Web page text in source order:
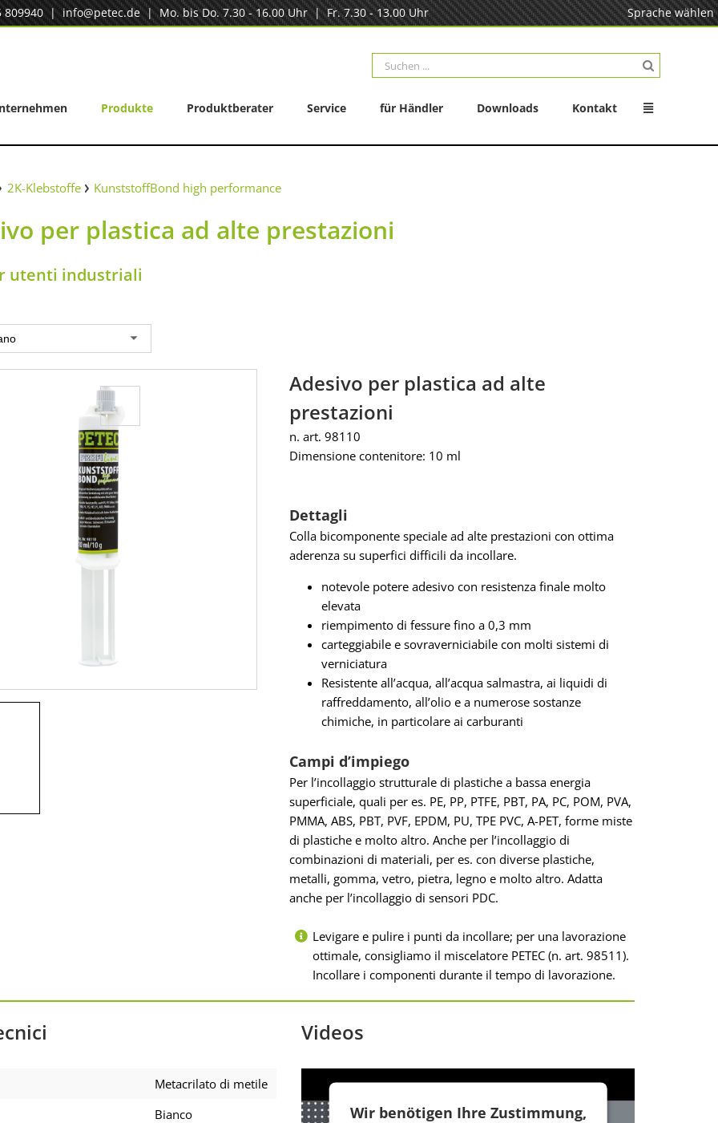
809940|info@petec.de| Mo. bis Do. 7.30 - 16.00 Uhr | Fr. 7.30 - 13.00 Uhr Sprache wählen
Suche
nach:
Produkte Produktberater Service für Händler Downloads Kontakt
2K-Klebstoffe KunststoffBond high performance
per plastica ad alte prestazioni
utenti industriali
Adesivo per plastica ad alte
prestazioni
n. art. 98110
Dimensione contenitore: 10 ml
Dettagli
Colla bicomponente speciale ad alte prestazioni con ottima
aderenza su superfici difficili da incollare.
notevole potere adesivo con resistenza finale molto
elevata
riempimento di fessure fino a 0,3 mm
carteggiabile e sovraverniciabile con molti sistemi di
verniciatura
Resistente all’acqua, all’acqua salmastra, ai liquidi di
raffreddamento, all’olio e a numerose sostanze
chimiche, in particolare ai carburanti
Campi d’impiego
Per l’incollaggio strutturale di plastiche a bassa energia
superficiale, quali per es. PE, PP, PTFE, PBT, PA, PC, POM, PVA,
PMMA, ABS, PBT, PVF, EPDM, PU, TPE PVC, A-PET, forme miste
di plastiche e molto altro. Anche per l’incollaggio di
combinazioni di materiali, per es. con diverse plastiche,
metalli, gomma, vetro, pietra, legno e molto altro. Adatta
anche per l’incollaggio di sensori PDC.
Levigare e pulire i punti da incollare; per una lavorazione
ottimale, consigliamo il miscelatore PETEC (n. art. 98511).
Incollare i componenti durante il tempo di lavorazione.
Metacrilato di metile
Bianco
Videos
Wir benötigen Ihre Zustimmung,